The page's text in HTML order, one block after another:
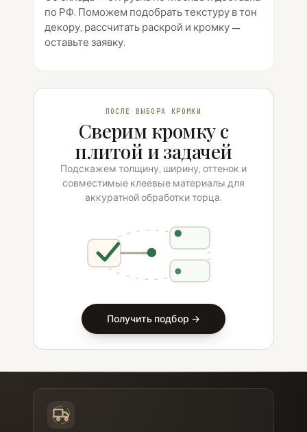
по РФ. Поможем подобрать текстуру в тон
декору, рассчитать раскрой и кромку —
оставьте заявку.
ПОСЛЕ ВЫБОРА КРОМКИ
Сверим кромку с
плитой и задачей
Подскажем толщину, ширину, оттенок и
совместимые клеевые материалы для
аккуратной обработки торца.
Получить подбор →